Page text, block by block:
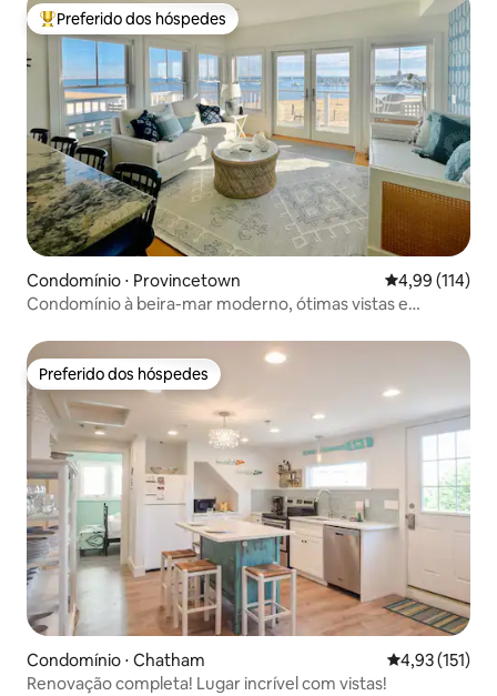
Entre os melhores preferidos dos hóspedes
Preferido dos hóspedes
Condomínio ⋅ Provincetown 4,99 de uma
4,99 (114)
Condomínio à beira-mar moderno, ótimas vistas e
Preferido dos hóspedes
Preferido dos hóspedes
Condomínio ⋅ Chatham 4,93 de uma
4,93 (151)
Renovação completa! Lugar incrível com vistas!